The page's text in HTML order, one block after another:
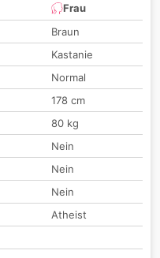
Frau
Braun
Kastanie
Normal
178 cm
80 kg
Nein
Nein
Nein
Atheist